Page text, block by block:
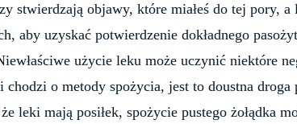
stwierdzają objawy, które miałeś do tej pory, a
aby uzyskać potwierdzenie dokładnego
użycie leku może uczynić niektóre
o metody spożycia, jest to doustna droga
leki mają posiłek, spożycie pustego żołądka